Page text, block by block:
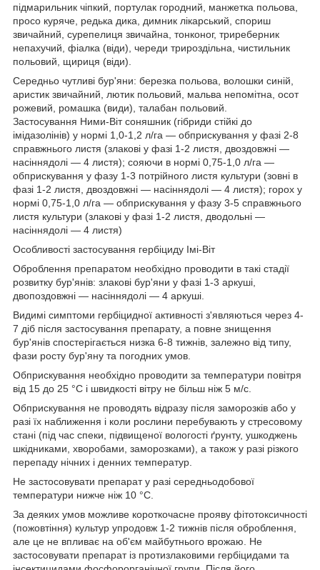
підмарильник чіпкий, портулак городний, манжетка польова,
просо куряче, редька дика, димник лікарський, спориш
звичайний, сурепелиця звичайна, тонконог, триреберник
непахучий, фіалка (віди), череди трироздільна, чистильник
польовий, щириця (віди).
Середньо чутливі бур'яни: березка польова, волошки синій,
аристик звичайний, лютик польовий, мальва непомітна, осот
рожевий, ромашка (види), талабан польовий.
Застосування Ними-Віт соняшник (гібриди стійкі до
імідазолінів) у нормі 1,0-1,2 л/га — обприскування у фазі 2-8
справжнього листя (злакові у фазі 1-2 листя, двоздовжні —
насіннядолі — 4 листя); сояючи в нормі 0,75-1,0 л/га —
обприскування у фазу 1-3 потрійного листя культури (зовні в
фазі 1-2 листя, двоздовжні — насіннядолі — 4 листя); горох у
нормі 0,75-1,0 л/га — обприскування у фазу 3-5 справжнього
листя культури (злакові у фазі 1-2 листя, дводольні —
насіннядолі — 4 листя)
Особливості застосування гербіциду Імі-Віт
Оброблення препаратом необхідно проводити в такі стадії
розвитку бур'янів: злакові бур'яни у фазі 1-3 аркуші,
двопоздовжні — насіннядолі — 4 аркуші.
Видимі симптоми гербіцидної активності з'являються через 4-
7 діб після застосування препарату, а повне знищення
бур'янів спостерігається низка 6-8 тижнів, залежно від типу,
фази росту бур'яну та погодних умов.
Обприскування необхідно проводити за температури повітря
від 15 до 25 °C і швидкості вітру не більш ніж 5 м/с.
Обприскування не проводять відразу після заморозків або у
разі їх наближення і коли рослини перебувають у стресовому
стані (під час спеки, підвищеної вологості ґрунту, ушкоджень
шкідниками, хворобами, заморозками), а також у разі різкого
перепаду нічних і денних температур.
Не застосовувати препарат у разі середньодобової
температури нижче ніж 10 °C.
За деяких умов можливе короткочасне прояву фітотоксичності
(пожовтіння) культур упродовж 1-2 тижнів після оброблення,
але це не впливає на об'єм майбутнього врожаю. Не
застосовувати препарат із протизлаковими гербіцидами та